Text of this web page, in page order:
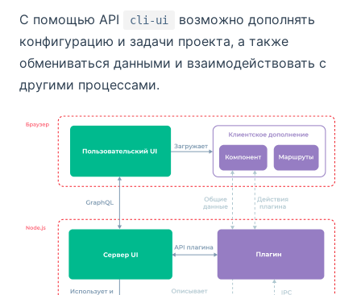
С помощью API cli-ui
возможно дополнять
конфигурацию и задачи проекта, а также
обмениваться данными и взаимодействовать с
другими процессами.